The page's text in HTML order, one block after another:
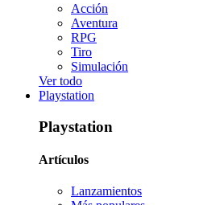
Acción
Aventura
RPG
Tiro
Simulación
Ver todo
Playstation
Playstation
Artículos
Lanzamientos